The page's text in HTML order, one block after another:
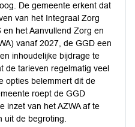
De gemeente erkent dat
van het Integraal Zorg
het Aanvullend Zorg en
vanaf 2027, de GGD een
inhoudelijke bijdrage te
de tarieven regelmatig veel
opties belemmert dit de
roept de GGD
inzet van het AZWA af te
uit de begroting.